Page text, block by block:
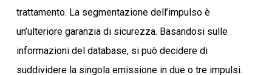
trattamento. La segmentazione dell’impulso è
un’ulteriore garanzia di sicurezza. Basandosi sulle
informazioni del database, si può decidere di
suddividere la singola emissione in due o tre impulsi.